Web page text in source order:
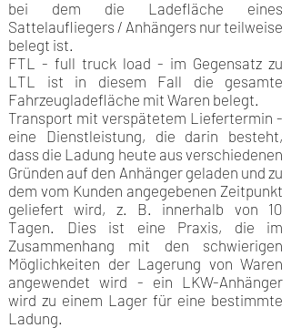
bei dem die Ladefläche eines
Sattelaufliegers / Anhängers nur teilweise
belegt ist.
FTL - full truck load - im Gegensatz zu
LTL ist in diesem Fall die gesamte
Fahrzeugladefläche mit Waren belegt.
Transport mit verspätetem Liefertermin -
eine Dienstleistung, die darin besteht,
dass die Ladung heute aus verschiedenen
Gründen auf den Anhänger geladen und zu
dem vom Kunden angegebenen Zeitpunkt
geliefert wird, z. B. innerhalb von 10
Tagen. Dies ist eine Praxis, die im
Zusammenhang mit den schwierigen
Möglichkeiten der Lagerung von Waren
angewendet wird - ein LKW-Anhänger
wird zu einem Lager für eine bestimmte
Ladung.